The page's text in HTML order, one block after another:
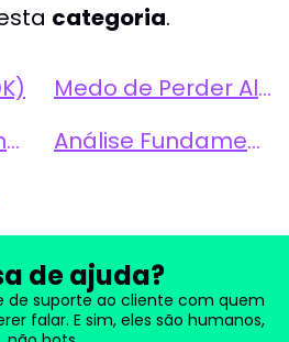
categoria.
Medo de Perder Algo (FOMO - Fear of Missing Out) no Mercado
Fork (em Blockchain)
Análise Fundamental
de ajuda?
de suporte ao cliente com quem
falar. E sim, eles são humanos,